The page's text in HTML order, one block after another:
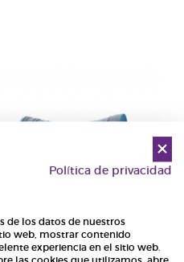
Política de privacidad
de los datos de nuestros
web, mostrar contenido
experiencia en el sitio web.